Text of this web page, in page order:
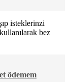
isteklerinzi
bez
ödemem